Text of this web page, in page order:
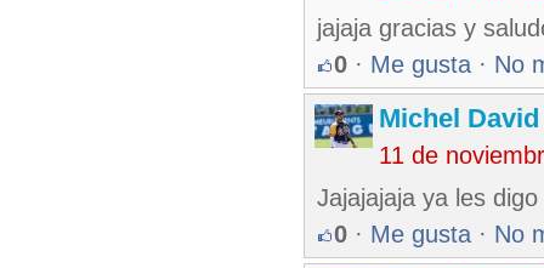
jajaja gracias y
0 · Me gusta · No
Michel
11 de
Jajajajaja ya les
0 · Me gusta · No